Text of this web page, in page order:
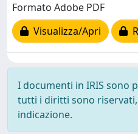
Formato Adobe PDF
Visualizza/Apri
I documenti in IRIS sono
tutti i diritti sono riservati,
indicazione.